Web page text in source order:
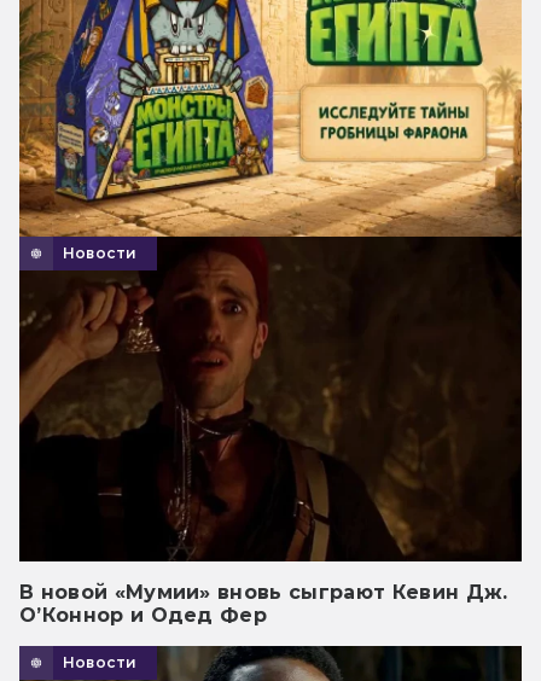
Новости
В новой «Мумии» вновь сыграют Кевин Дж.
О’Коннор и Одед Фер
Новости